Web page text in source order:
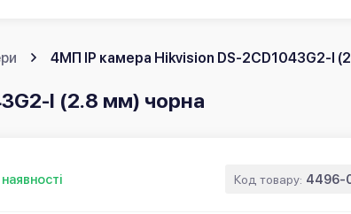
4МП IP камера Hikvision DS-2CD1043G2-I
I (2.8 мм) чорна
Код товару: 4496-